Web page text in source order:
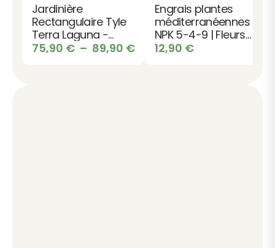
Jardinière
Rectangulaire Tyle
Terra Laguna -
Design pour
75,90 € – 89,90 €Plage
Engrais plantes
méditerranéennes
NPK 5-4-9 | Fleurs
du soleil
12,90 €